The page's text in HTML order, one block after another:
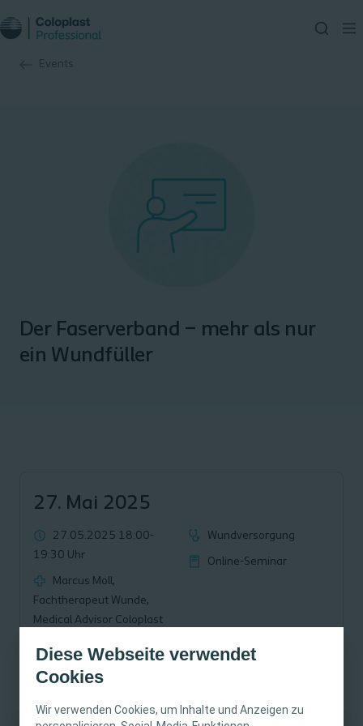
Diese Webseite verwendet
Cookies
Wir verwenden Cookies, um Inhalte und Anzeigen zu
Events
Der Faserverband – mehr als nur
ein Wundfüller
27. Mai 2025
27.05.2025 18:00-
19:30 Uhr
Marcus Moll,
Fachtherapeut Wunde,
Medical Advisor Coloplast
Wundversorgung
Online-Seminar